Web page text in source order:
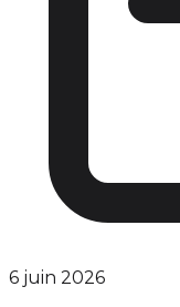
6 juin 2026